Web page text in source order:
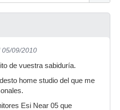
05/09/2010
de vuestra sabiduría.
home studio del que me
Esi Near 05 que